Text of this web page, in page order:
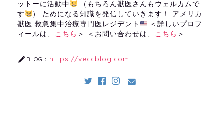
ットーに活動中
（もちろん獣医さんもウェルカムで
す
） ためになる知識を発信していきます！ アメリカ
獣医 救急集中治療専門医レジデント
＜詳しいプロフ
ィールは、 こちら ＞ ＜お問い合わせは、 こちら ＞
BLOG： https://veccblog.com